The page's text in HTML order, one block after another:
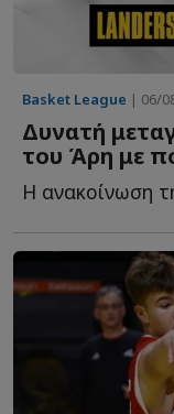
Basket League | 06/
Δυνατή
του Άρη με
Η ανακοίνωση